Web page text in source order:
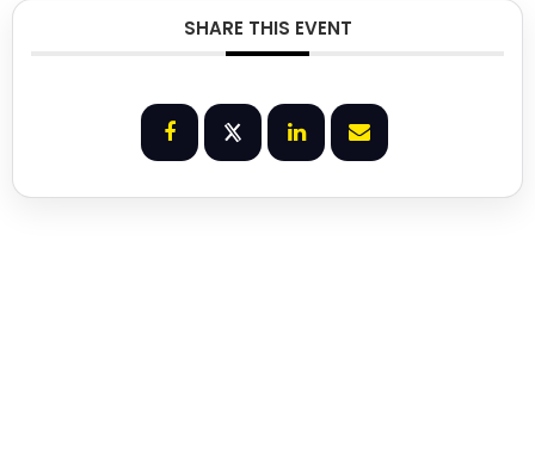
SHARE THIS EVENT